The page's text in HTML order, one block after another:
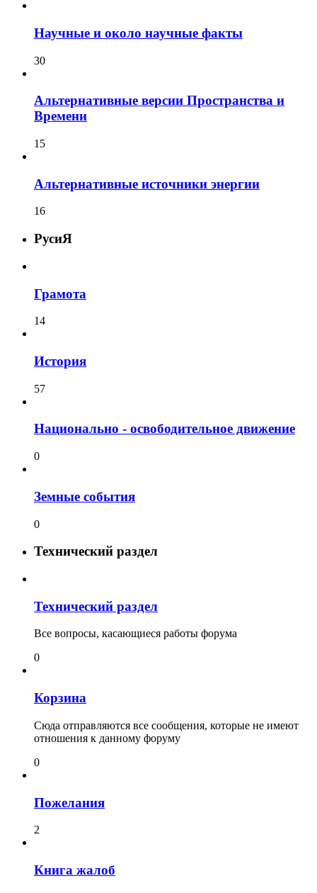
Научные и около научные факты
30
Альтернативные версии Пространства и
Времени
15
Альтернативные источники энергии
16
РусиЯ
Грамота
14
История
57
Национально - освободительное движение
0
Земные события
0
Технический раздел
Технический раздел
Все вопросы, касающиеся работы форума
0
Корзина
Сюда отправляются все сообщения, которые не имеют
отношения к данному форуму
0
Пожелания
2
Книга жалоб